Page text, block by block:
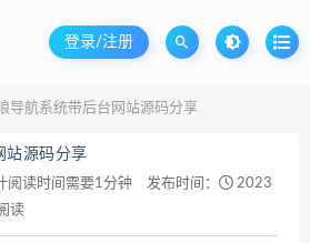
登录/注册
导航系统带后台网站源码分享
站源码分享
阅读时间需要1分钟 发布时间：
2023
读